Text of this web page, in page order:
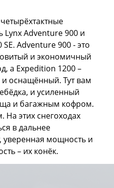
Lynx Adventure 900 и
Adventure 900 - это
и экономичный
а Expedition 1200 –
оснащённый. Тут вам
и усиленный
и багажным кофром.
этих снегоходах
в дальнее
уверенная мощность и
– их конёк.